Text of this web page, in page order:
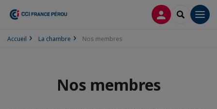
CONNEXION
Accueil La chambre Nos membres
Nos membres